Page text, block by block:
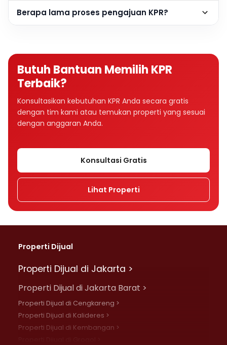
Berapa lama proses pengajuan KPR?
Butuh Bantuan Memilih KPR
Terbaik?
Konsultasikan kebutuhan KPR Anda secara gratis
dengan tim kami atau temukan properti yang sesuai
dengan anggaran Anda.
Konsultasi Gratis
Lihat Properti
Properti Dijual
Properti Dijual di Jakarta >
Properti Dijual di Jakarta Barat >
Properti Dijual di Cengkareng >
Properti Dijual di Kalideres >
Properti Dijual di Kembangan >